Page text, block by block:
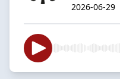
2026-06-29